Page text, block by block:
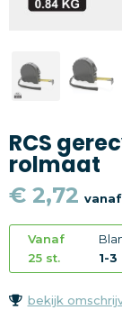
Health en
Gadgets
Textiel
Merken
RCS
rolmaat
€ 2,72 vanaf
Vanaf
25 st.
1-
bekijk